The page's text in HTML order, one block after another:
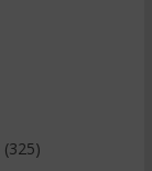
(325)